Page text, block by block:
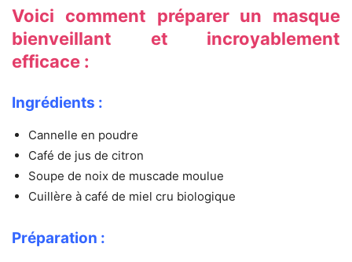
Voici comment préparer un masque
bienveillant et incroyablement
efficace :
Ingrédients :
Cannelle en poudre
Café de jus de citron
Soupe de noix de muscade moulue
Cuillère à café de miel cru biologique
Préparation :